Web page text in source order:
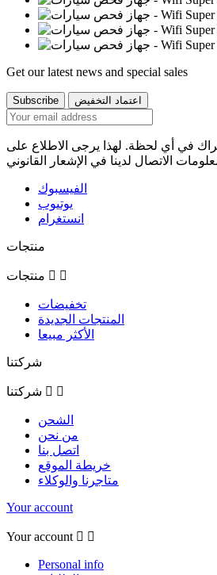
Get our latest news and special sales
في أي لحظة. لهذا يرجى الاطلاع على
الفيسبوك
يوتيوب
انستغرام
منتجات
منتجات  
تخفيضات
المنتجات الجديدة
الأكثر مبيعا
شركتنا
شركتنا  
الشحن
من نحن
اتصل بنا
خريطة الموقع
متاجرنا والوكلاء
Your account
Your account  
Personal info